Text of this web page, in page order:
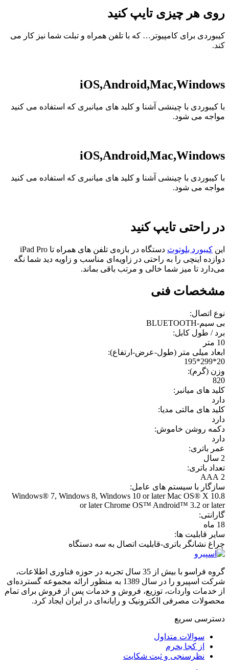
روی هر چیزی تایپ کنید
کیبوردی برای کامپیوتر… که با تلفن همراه و تبلت شما نیز کار می
کند.
iOS,Android,Mac,Windows
با کیبوردی با چینشی آشنا و کلید های میانبری که استفاده می کنید
مواجه می شود.
iOS,Android,Mac,Windows
با کیبوردی با چینشی آشنا و کلید های میانبری که استفاده می کنید
مواجه می شود.
در راحتی تایپ کنید
این کیبورد بلوتوث
دستگاه در بازه‌ی تلفن های همراه تا iPad Pro
دوازده اینچی را به راحتی در زاویه‌ای مناسب و زاویه دید شما نگه
می‌دارد تا میز شما خالی و مرتب باقی بماند.
مشخصات فنی
نوع اتصال:
بی سیم-BLUETOOTH
برد / طول کابل:
10 متر
ابعاد میلی متر (طول-عرض-ارتفاع):
20*299*195
وزن (گرم):
820
کلید های میانبر:
دارد
کلید های مالتی مدیا:
دارد
دکمه روشن خاموش:
دارد
عمر باتری:
2 سال
تعداد باتری:
2 AAA
سازگار با سیستم های عامل:
Windows® 7, Windows 8, Windows 10 or later Mac OS® X 10.8
or later Chrome OS™ Android™ 3.2 or later
گارانتی:
18 ماه
سایر قابلیت ها:
چراغ نشانگر باتری-قابلیت اتصال به سه دستگاه
گروه فراسو با بیش از 35 سال تجربه در حوزه فناوری اطلاعات،
شرکت اسپیرو را در سال 1389 به منظور ارائه مجموعه گسترده‌ای
از خدمات واردات، توزیع، فروش و خدمات پس از فروش برای تمام
محصولات مصرفی الکترونیک و رایانه‌ای در ایران ایجاد کرد.
دسترسی‌ سریع
سوالات متداول
از کجا بخرم
نظرسنجی و ثبت شکایت